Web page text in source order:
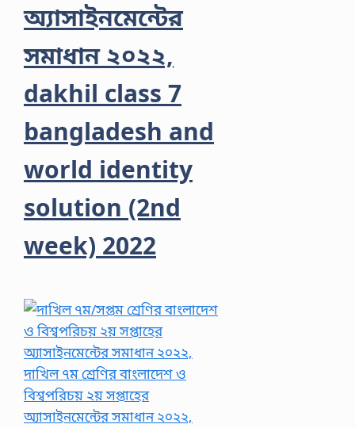
অ্যাসাইনমেন্টের
সমাধান ২০২২,
dakhil class 7
bangladesh and
world identity
solution (2nd
week) 2022